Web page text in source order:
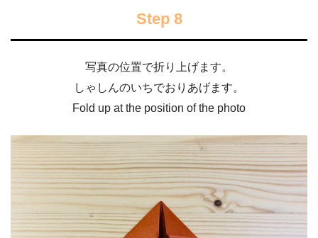
Step 8
写真の位置で折り上げます。
しゃしんのいちでおりあげます。
Fold up at the position of the photo